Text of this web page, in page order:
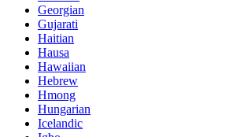
Georgian
Gujarati
Haitian
Hausa
Hawaiian
Hebrew
Hmong
Hungarian
Icelandic